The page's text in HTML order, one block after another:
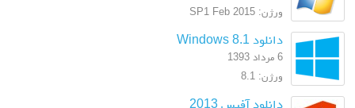
ورژن: SP1 Feb 2015
دانلود Windows 8.1
6 مرداد 1393
ورژن: 8.1
دانلود آفیس 2013